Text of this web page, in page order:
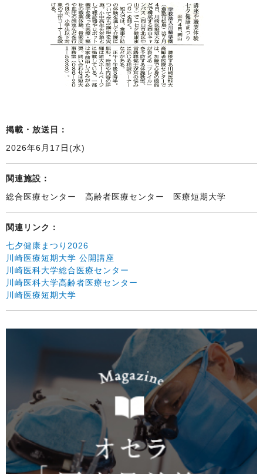
掲載・放送日：
2026年6月17日(水)
関連施設：
総合医療センター 高齢者医療センター 医療短期大学
関連リンク：
七夕健康まつり2026
川崎医療短期大学 公開講座
川崎医科大学総合医療センター
川崎医科大学高齢者医療センター
川崎医療短期大学